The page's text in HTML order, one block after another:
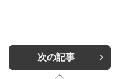
次の記事